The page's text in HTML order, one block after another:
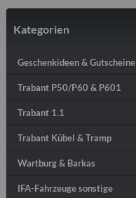
Kategorien
Geschenkideen & Gutscheine
Trabant P50/P60 & P601
Trabant 1.1
Trabant Kübel & Tramp
Wartburg & Barkas
IFA-Fahrzeuge sonstige